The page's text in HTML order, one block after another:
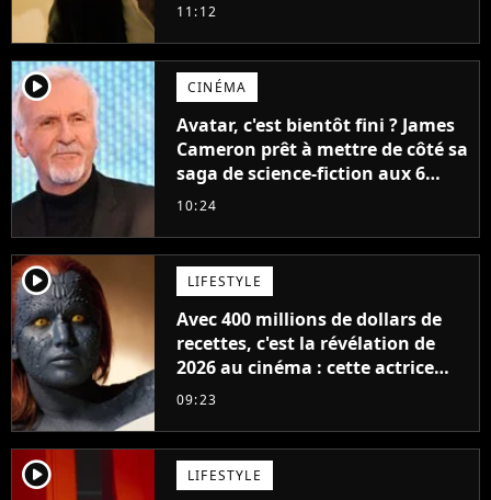
11:12
player2 CINÉMA
Avatar, c'est bientôt fini ? James
Cameron prêt à mettre de côté sa
saga de science-fiction aux 6
milliards de recettes
10:24
player2 LIFESTYLE
Avec 400 millions de dollars de
recettes, c'est la révélation de
2026 au cinéma : cette actrice
adorée prête à remplacer
09:23
player2 LIFESTYLE